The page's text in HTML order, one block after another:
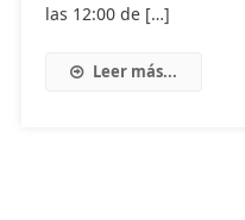
las 12:00 de […]
Leer más...